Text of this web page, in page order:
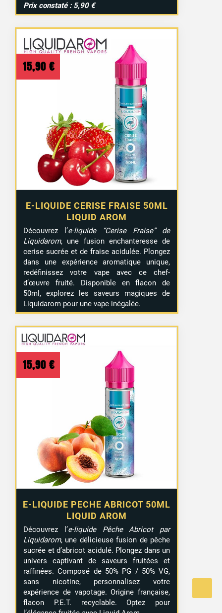
Prix constaté : 5,90 €
E-LIQUIDE CERISE FRAISE 50ML
LIQUID AROM
15,90 €
Découvrez l’e-liquide “Cerise Fraise” de
Liquidarom, une fusion enchanteresse de
cerise sucrée et de fraise acidulée. Plongez
dans une expérience aromatique unique,
redéfinissez votre vape avec ce chef-
d’œuvre fruité. Disponible en flacon de
50ml, explorez les saveurs magiques de
Liquidarom pour une vape inégalée.
E-LIQUIDE PECHE ABRICOT 50ML
LIQUID AROM
15,90 €
Découvrez l’e-liquide Pêche Abricot par
Liquidarom, une délicieuse fusion de pêche
sucrée et d’abricot acidulé. Plongez dans un
univers captivant de saveurs fruitées et
raffinées. Composé de 50% PG / 50% VG,
sans nicotine, personnalisez votre
expérience de vapotage. Origine française,
flacon P.E.T. recyclable. Optez pour